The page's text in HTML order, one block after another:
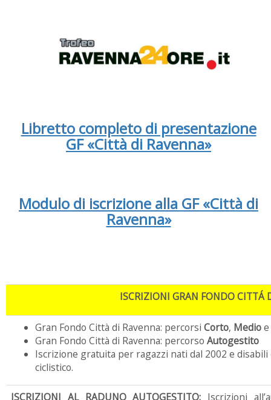
Libretto completo di presentazione
GF «Città di Ravenna»
Modulo di iscrizione alla GF «Città di
Ravenna»
ISCRIZIONI GRAN FONDO CITTÁ
Gran Fondo Città di Ravenna: percorsi Corto, Medioe
Gran Fondo Città di Ravenna: percorso Autogestito
Iscrizione gratuita per ragazzi nati dal 2002 e
ciclistico.
ISCRIZIONI AL RADUNO AUTOGESTITO: Iscrizioni